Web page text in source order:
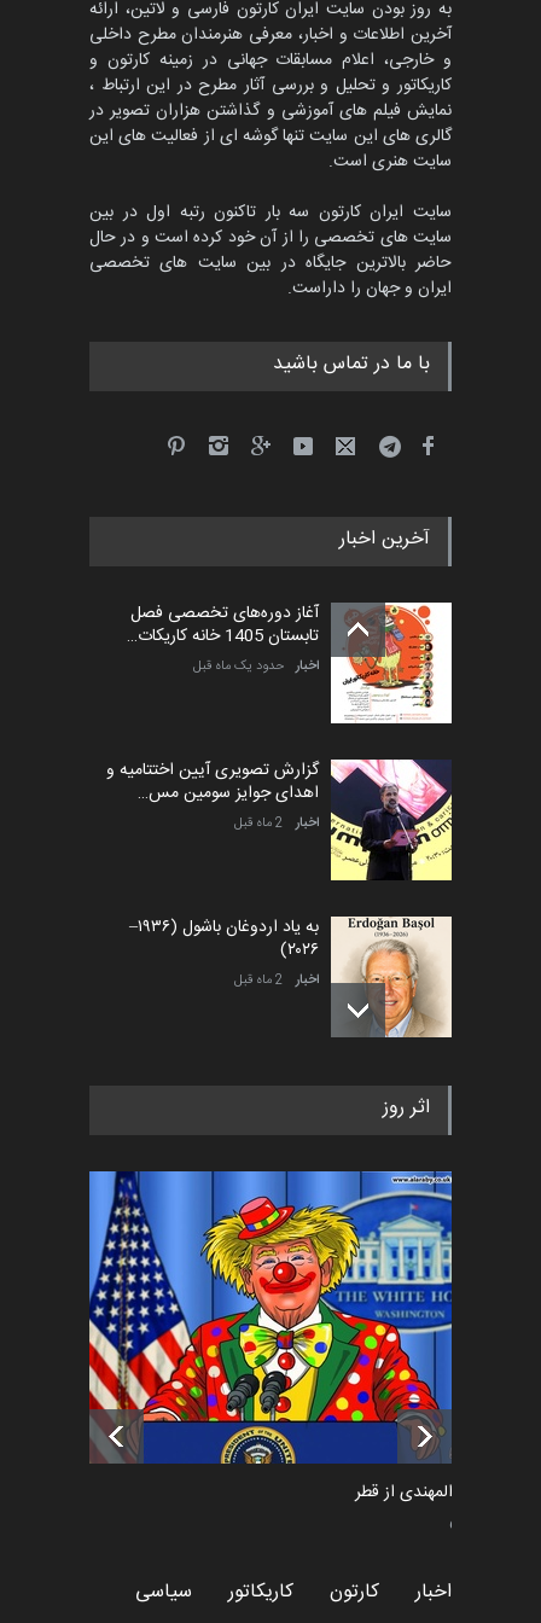
پنجمین مسابقۀ بین‌المللی
کارتون CARTUNION ، …
مهلت 3 ماه دیگر
جشنواره بین‌المللی کارتون
مدارس پرتغال، ۲۰۲۷
مهلت
مهلت
به روز بودن سایت ایران کارتون فارسی و لاتین، ارائه
آخرین اطلاعات و اخبار، معرفی هنرمندان مطرح داخلی
و خارجی، اعلام مسابقات جهانی در زمینه کارتون و
کاریکاتور و تحلیل و بررسی آثار مطرح در این ارتباط ،
نمایش فیلم های آموزشی و گذاشتن هزاران تصویر در
گالری های این سایت تنها گوشه ای از فعالیت های این
سایت هنری است.
سایت ایران کارتون سه بار تاکنون رتبه اول در بین
سایت های تخصصی را از آن خود کرده است و در حال
حاضر بالاترین جایگاه در بین سایت های تخصصی
ایران و جهان را داراست.
با ما در تماس باشید
آخرین اخبار
آغاز دوره‌های تخصصی فصل
تابستان 1405 خانه کاریکات…
اخبار حدود یک ماه قبل
گزارش تصویری آیین اختتامیه و
اهدای جوایز سومین مس…
اخبار 2 ماه قبل
به یاد اردوغان باشول (۱۹۳۶–
۲۰۲۶)
اخبار 2 ماه قبل
رویداد کارگاهی کارتون و پوستر
اخبار 6 ماه قبل
فراخوان رویداد کارگاهی کارتون و
پوستر "ایران سربل…
اخبار 6 ماه قبل
تسلیت به همکار | سهراب خیری
اخبار 6 ماه قبل
اثر روز
سعد المهندی از قطر
سیاسی
اخبار کارتون کاریکاتور سیاسی